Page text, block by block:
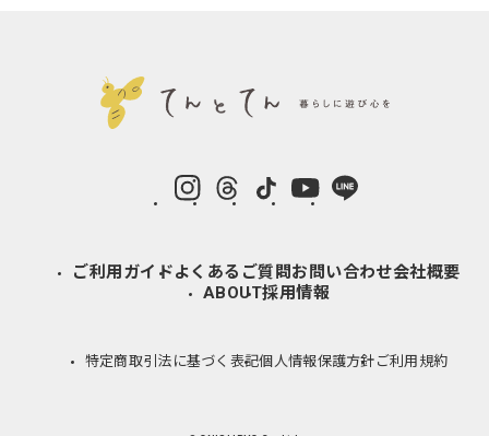
instagramThreads TikTok LINE
ご利用ガイドよくあるご質問 お問い合わせ会社概要
ABOUT採用情報
特定商取引法に基づく表記個人情報保護方針 ご利用規約